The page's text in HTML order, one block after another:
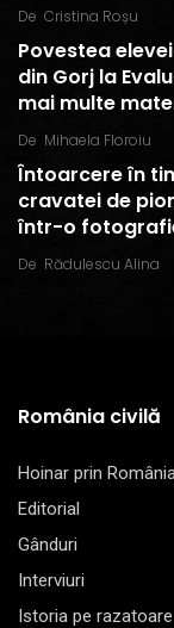
De Cristina Roșu
Povestea
din Gorj la
mai multe
De Mihaela Floroiu
Întoarcere în
cravatei de
într-o
De Rădulescu Alina
România civilă
Hoinar prin
Editorial
Gânduri
Interviuri
Istoria pe razatoare